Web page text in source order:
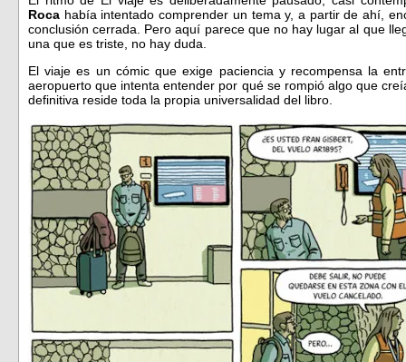
Roca había intentado comprender un tema y, a partir de ahí,
conclusión cerrada. Pero aquí parece que no hay lugar al que
una que es triste, no hay duda.
El viaje es un cómic que exige paciencia y recompensa la
aeropuerto que intenta entender por qué se rompió algo que
definitiva reside toda la propia universalidad del libro.